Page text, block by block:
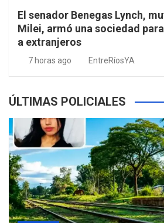
El senador Benegas Lynch,
Milei, armó una sociedad
a extranjeros
7 horas ago EntreRíosYA
ÚLTIMAS POLICIALES